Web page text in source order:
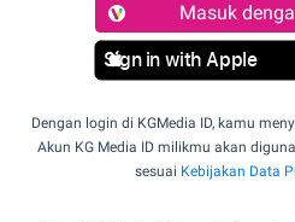
Masuk
Sign in with Apple
Dengan login di KGMedia ID, kamu
Akun KG Media ID milikmu akan
sesuai Kebijakan Data